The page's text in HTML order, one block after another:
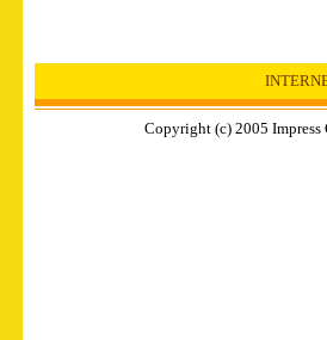
Copyright (c) 2005 Impress